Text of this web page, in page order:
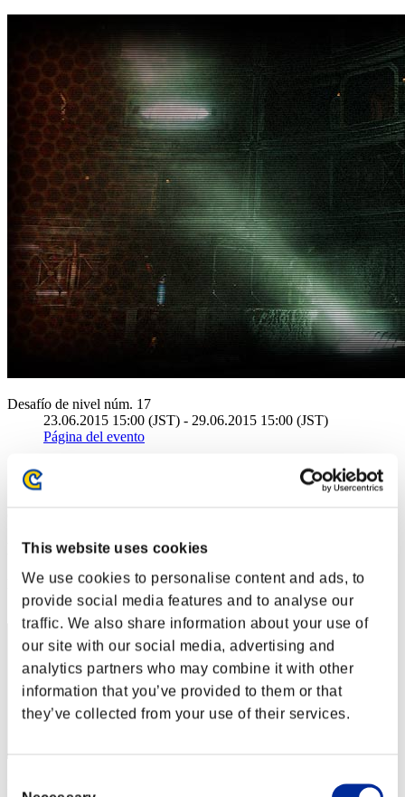
This website uses cookies
We use cookies to personalise content and ads, to
provide social media features and to analyse our
traffic. We also share information about your use of
our site with our social media, advertising and
analytics partners who may combine it with other
information that you’ve provided to them or that
they’ve collected from your use of their services.
Desafío de nivel núm. 17
23.06.2015 15:00 (JST) - 29.06.2015 15:00 (JST)
Página del evento
Rankings
Posición
71